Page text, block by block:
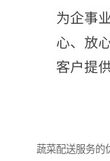
蔬菜配送服务的